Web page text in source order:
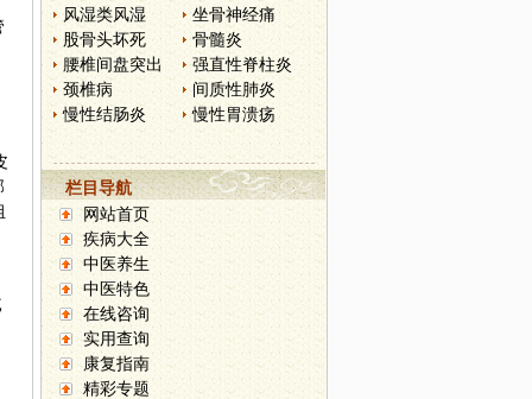
风湿类风湿
坐骨神经痛
股骨头坏死
骨髓炎
腰椎间盘突出
强直性脊柱炎
颈椎病
间质性肺炎
慢性结肠炎
慢性胃溃疡
栏目导航
网站首页
疾病大全
中医养生
中医特色
在线咨询
实用查询
康复指南
精彩专题